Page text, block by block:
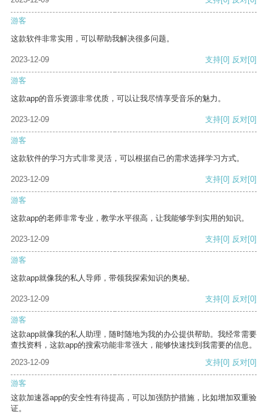
游客
这款软件非常实用，可以帮助我解决很多问题。
2023-12-09 支持[0] 反对[0]
游客
这款app的音乐资源非常优质，可以让我尽情享受音乐的魅力。
2023-12-09 支持[0] 反对[0]
游客
这款软件的学习方式非常灵活，可以根据自己的需求选择学习方式。
2023-12-09 支持[0] 反对[0]
游客
这款app的老师非常专业，教学水平很高，让我能够学到实用的知识。
2023-12-09 支持[0] 反对[0]
游客
这款app就像我的私人导师，带领我探索知识的奥秘。
2023-12-09 支持[0] 反对[0]
游客
这款app就像我的私人助理，随时随地为我的办公提供帮助。我经常需要
查找资料，这款app的搜索功能非常强大，能够快速找到我需要的信息。
2023-12-09
支持[0] 反对[0]
游客
这款加速器app的安全性有待提高，可以加强防护措施，比如增加双重验
证。